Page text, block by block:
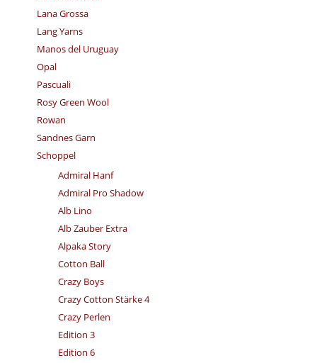
Lana Grossa
Lang Yarns
Manos del Uruguay
Opal
Pascuali
Rosy Green Wool
Rowan
Sandnes Garn
Schoppel
Admiral Hanf
Admiral Pro Shadow
Alb Lino
Alb Zauber Extra
Alpaka Story
Cotton Ball
Crazy Boys
Crazy Cotton Stärke 4
Crazy Perlen
Edition 3
Edition 6